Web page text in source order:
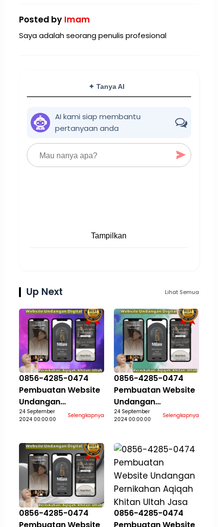
Posted by Imam
Saya adalah seorang penulis profesional
✦ Tanya AI
AI kami siap membantu
pertanyaan anda
Tampilkan
Up Next Lihat Semua
0856-4285-0474
Pembuatan Website
Undangan
Pernikahan Aqiqah
24 September
2024 00:00:00
Selengkapnya
0856-4285-0474
Pembuatan Website
Undangan
Pernikahan Aqiqah
24 September
2024 00:00:00
Selengkapnya
0856-4285-0474
Pembuatan Website
0856-4285-0474
Pembuatan Website